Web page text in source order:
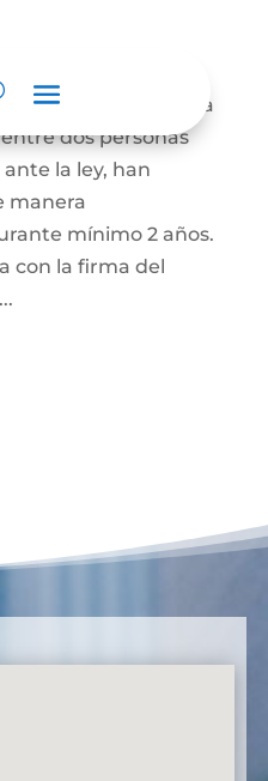
de Hecho
juez o notario de la
dos personas
la ley, han
manera
mínimo 2 años.
con la firma del